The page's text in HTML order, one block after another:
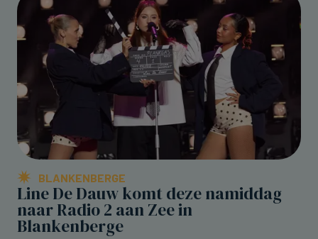
BLANKENBERGE
Line De Dauw komt deze namiddag
naar Radio 2 aan Zee in
Blankenberge